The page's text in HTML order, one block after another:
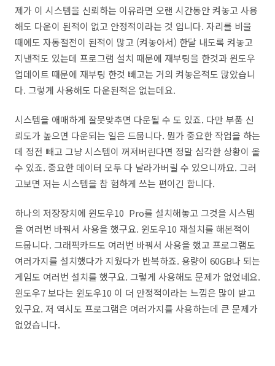
제가 이 시스템을 신뢰하는 이유라면 오랜 시간동안 켜놓고 사용
해도 다운이 된적이 없고 안정적이라는 것 입니다. 자리를 비울
때에도 자동절전이 된적이 많고 (켜놓아서) 한달 내도록 켜놓고
지낸적도 있는데 프로그램 설치 때문에 재부팅을 한것과 윈도우
업데이트 때문에 재부팅 한것 빼고는 거의 켜놓은적도 많았습니
다. 그렇게 사용해도 다운된적은 없는데요.
시스템을 애매하게 잘못맞추면 다운될 수 도 있죠. 다만 부품 신
뢰도가 높으면 다운되는 일은 드뭅니다. 뭔가 중요한 작업을 하는
데 정전 빼고 그냥 시스템이 꺼져버린다면 정말 심각한 상황이 올
수 있죠. 중요한 데이터 모두 다 날라가버릴 수 있으니까요. 그러
고보면 저는 시스템을 참 험하게 쓰는 편이긴 합니다.
하나의 저장장치에 윈도우10 Pro를 설치해놓고 그것을 시스템
을 여러번 바꿔서 사용을 했구요. 윈도우10 재설치를 해본적이
드뭅니다. 그래픽카드도 여러번 바꿔서 사용을 했고 프로그램도
여러가지를 설치했다가 지웠다가 반복하죠. 용량이 60GB나 되는
게임도 여러번 설치를 했구요. 그렇게 사용해도 문제가 없었네요.
윈도우7 보다는 윈도우10 이 더 안정적이라는 느낌은 많이 받고
있구요. 저 역시도 프로그램은 여러가지를 사용하는데 큰 문제가
없었습니다.